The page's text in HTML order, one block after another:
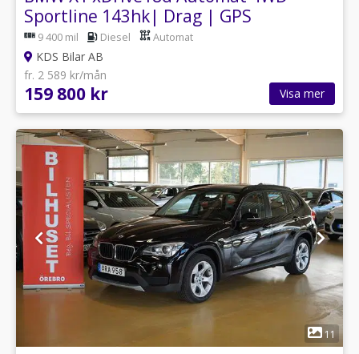
Sportline 143hk| Drag | GPS
9 400 mil Diesel Automat
KDS Bilar AB
fr. 2 589 kr/mån
159 800 kr Visa mer
11